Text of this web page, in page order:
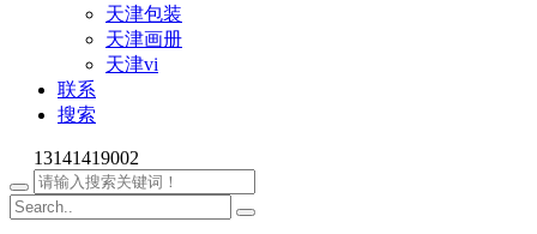
天津包装
天津画册
天津vi
联系
搜索
13141419002